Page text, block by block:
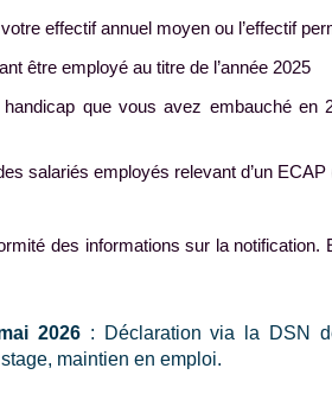
effectif annuel moyen ou l’effectif
être employé au titre de l’année 2025
que vous avez embauché en
salariés employés relevant d’un
des informations sur la
2026 : Déclaration via la DSN
maintien en emploi.